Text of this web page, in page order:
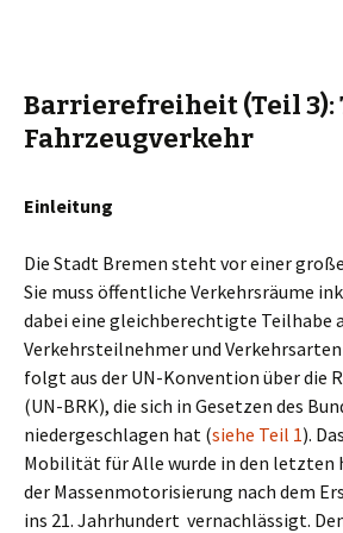
Barrierefreiheit (Teil 3):
Fahrzeugverkehr
Einleitung
Die Stadt Bremen steht vor einer
Sie muss öffentliche Verkehrsräume
dabei eine gleichberechtigte Teilhabe
Verkehrsteilnehmer und
folgt aus der UN-Konvention über die
(UN-BRK), die sich in Gesetzen des
niedergeschlagen hat (siehe Teil 1).
Mobilität für Alle wurde in den letzten
der Massenmotorisierung nach dem
ins 21. Jahrhundert vernachlässigt.